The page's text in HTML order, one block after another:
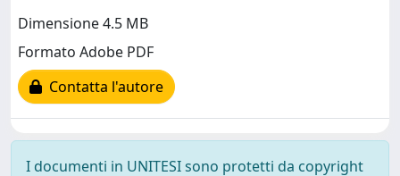
Dimensione 4.5 MB
Formato Adobe PDF
Contatta l'autore
I documenti in UNITESI sono protetti da copyright